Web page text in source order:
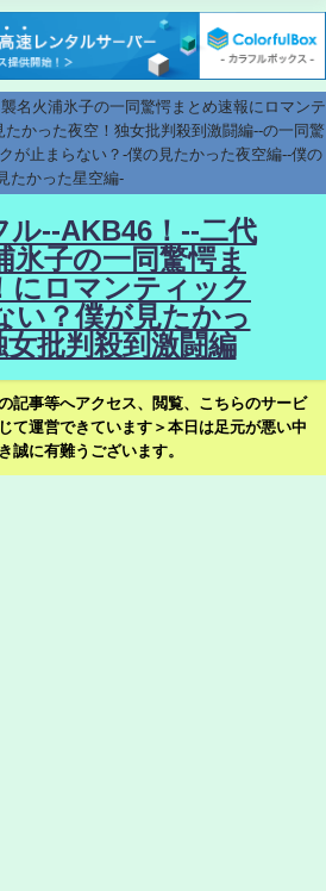
名火浦氷子の一同驚愕まとめ速報にロマンテ
たかった夜空！独女批判殺到激闘編--の一同驚
が止まらない？-僕の見たかった夜空編--僕の
たかった星空編-
ル--AKB46！--二代
氷子の一同驚愕ま
にロマンティック
い？僕が見たかっ
女批判殺到激闘編
記事等へアクセス、閲覧、こちらのサービ
て運営できています＞本日は足元が悪い中
誠に有難うございます。